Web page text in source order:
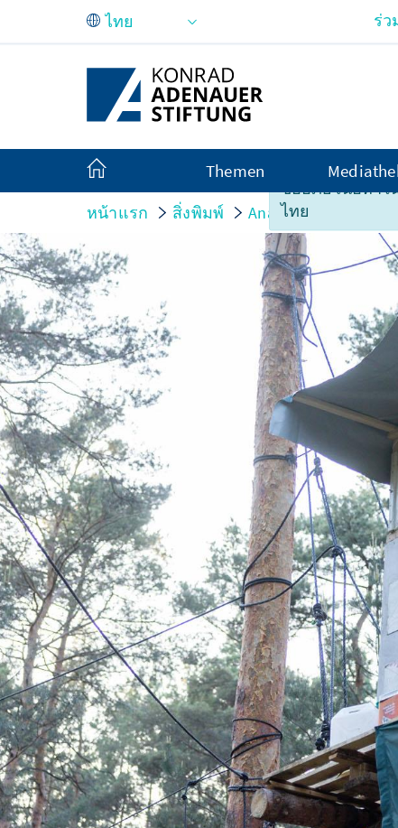
Skip to Main Content
ขออภัย เนื้อหา
ไทย
ร่ว
Themen
หน้าแรก สิ่งพิมพ์ Analysen und